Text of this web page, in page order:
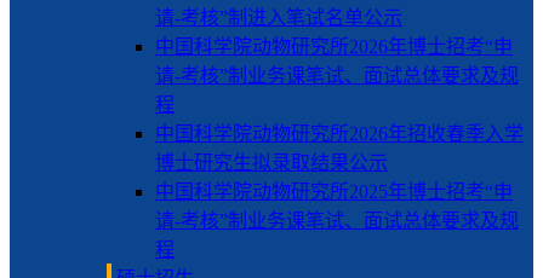
请-考核”制进入笔试名单公示
中国科学院动物研究所2026年博士招考“申
请-考核”制业务课笔试、面试总体要求及规
程
中国科学院动物研究所2026年招收春季入学
博士研究生拟录取结果公示
中国科学院动物研究所2025年博士招考“申
请-考核”制业务课笔试、面试总体要求及规
程